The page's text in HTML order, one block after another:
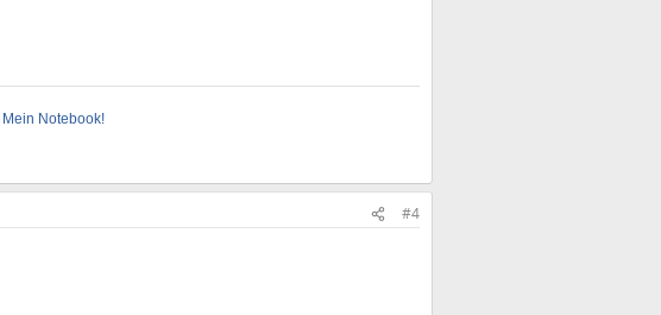
Mein Notebook!
#4